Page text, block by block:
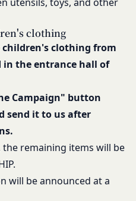
clothing
children's clothing from
in the entrance hall of
Campaign" button
send it to us after
remaining items will be
will be announced at a
告をすることなく、当該
提供する一切のサービス
ビス上に公開した提供物
します。）の削除その他
ができるものとします。
講じた場合において、当
置を講じた理由を開示す
会員に生じた損害を賠償
の義務を負わないものと
テンツに関する知的財
提供する文章、イラス
、ロゴ、アイコン、映